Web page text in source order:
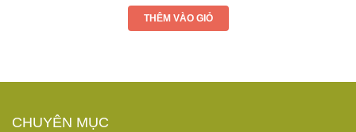
THÊM VÀO GIỎ
CHUYÊN MỤC